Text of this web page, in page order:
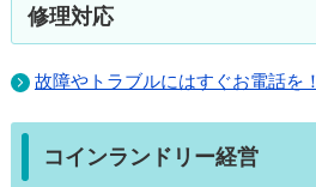
修理対応
故障やトラブルにはすぐお電話を！
コインランドリー経営